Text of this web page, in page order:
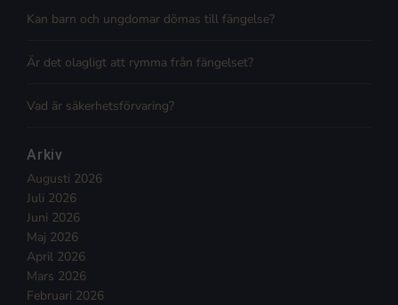
Kan barn och ungdomar dömas till fängelse?
Är det olagligt att rymma från fängelset?
Vad är säkerhetsförvaring?
Arkiv
Augusti 2026
Juli 2026
Juni 2026
Maj 2026
April 2026
Mars 2026
Februari 2026